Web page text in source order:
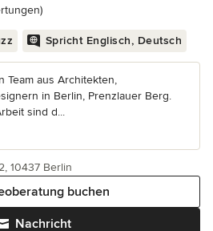
5 von 5 Sternen
Spricht Englisch, Deutsch
Team aus Architekten,
in Berlin, Prenzlauer Berg.
sind d...
Nachricht
buchen
10437 Berlin